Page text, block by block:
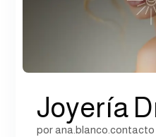
Joyería
porana.blanco.contacto